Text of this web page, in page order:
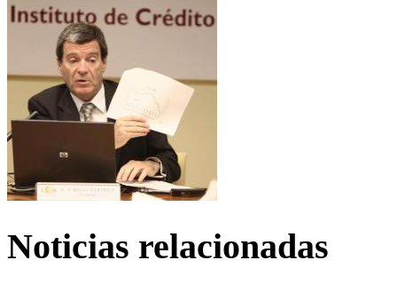
Noticias relacionadas